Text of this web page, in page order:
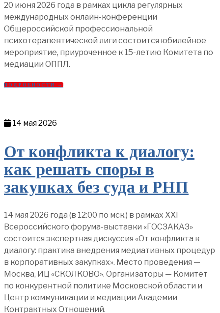
20 июня 2026 года в рамках цикла регулярных
международных онлайн-конференций
Общероссийской профессиональной
психотерапевтической лиги состоится юбилейное
мероприятие, приуроченное к 15-летию Комитета по
медиации ОППЛ.
ПОДРОБНОСТИ →
14 мая 2026
От конфликта к диалогу:
как решать споры в
закупках без суда и РНП
14 мая 2026 года (в 12:00 по мск.) в рамках XXI
Всероссийского форума-выставки «ГОСЗАКАЗ»
состоится экспертная дискуссия «От конфликта к
диалогу: практика внедрения медиативных процедур
в корпоративных закупках». Место проведения —
Москва, ИЦ «СКОЛКОВО». Организаторы — Комитет
по конкурентной политике Московской области и
Центр коммуникации и медиации Академии
Контрактных Отношений.